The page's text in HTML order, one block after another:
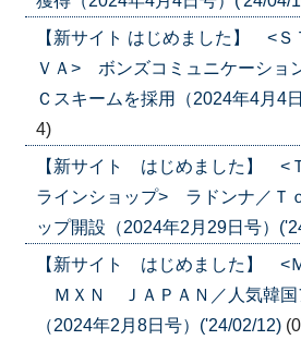
【新サイト はじめました】 <
ＶＡ> ボンズコミュニケーショ
Ｃスキームを採用（2024年4月4
4)
【新サイト はじめました】 <
ラインショップ> ラドンナ／Ｔ
ップ開設（2024年2月29日号）
【新サイト はじめました】 <
ＭＸＮ ＪＡＰＡＮ／人気韓国
（2024年2月8日号）('24/02/12)